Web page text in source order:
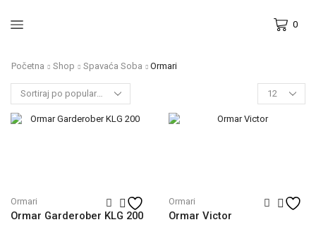
0
Početna Shop Spavaća Soba Ormari
Ormari
Ormar Garderober KLG 200
Ormari
Ormar Victor